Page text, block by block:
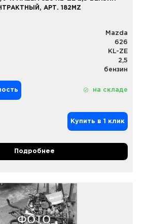
АРТ. 182MZ
Mazda
626
KL-ZE
2,5
бензин
на складе
Купить в 1 клик
Подробнее